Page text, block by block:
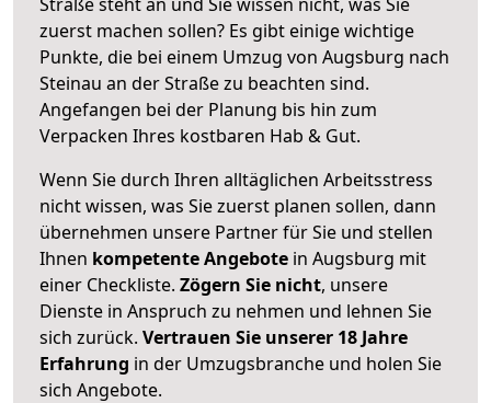
zuerst machen sollen? Es gibt einige wichtige
Punkte, die bei einem Umzug von Augsburg nach
Steinau an der Straße zu beachten sind.
Angefangen bei der Planung bis hin zum
Verpacken Ihres kostbaren Hab & Gut.
Wenn Sie durch Ihren alltäglichen Arbeitsstress
nicht wissen, was Sie zuerst planen sollen, dann
übernehmen unsere Partner für Sie und stellen
Ihnen kompetente Angebote in Augsburg mit
einer Checkliste. Zögern Sie nicht, unsere
Dienste in Anspruch zu nehmen und lehnen Sie
sich zurück. Vertrauen Sie unserer 18 Jahre
Erfahrung in der Umzugsbranche und holen Sie
sich Angebote.